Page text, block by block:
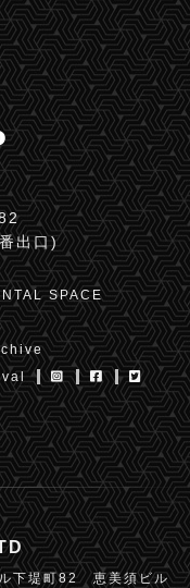
出口)
SPACE
下堤町82 恵美須ビル